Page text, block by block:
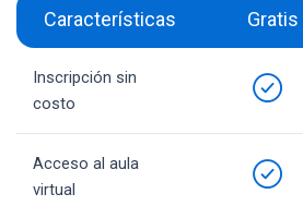
Características Gratis
Inscripción sin
costo
Acceso al aula
virtual